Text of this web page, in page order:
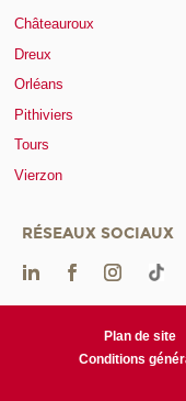
Châteauroux
Dreux
Orléans
Pithiviers
Tours
Vierzon
RÉSEAUX SOCIAUX
Plan de site
Conditions